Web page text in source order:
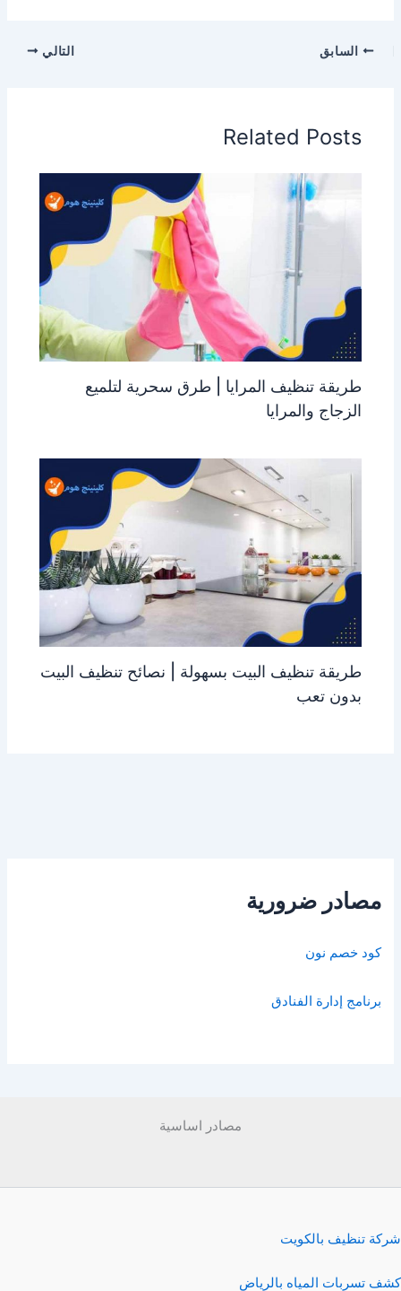
السابق التالي
Related Posts
طريقة تنظيف المرايا | طرق سحرية لتلميع
الزجاج والمرايا
طريقة تنظيف البيت بسهولة | نصائح تنظيف البيت
بدون تعب
مصادر ضرورية
كود خصم نون
برنامج إدارة الفنادق
مصادر اساسية
شركة تنظيف بالكويت
كشف تسربات المياه بالرياض